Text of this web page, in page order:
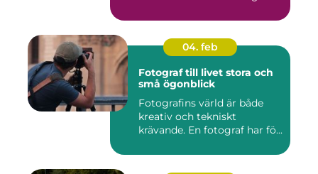
04. feb
Fotograf till livet stora och
små ögonblick
Fotografins värld är både
kreativ och tekniskt
krävande. En fotograf har fö...